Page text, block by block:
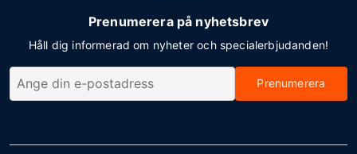
Prenumerera på nyhetsbrev
Håll dig informerad om nyheter och specialerbjudanden!
Prenumerera